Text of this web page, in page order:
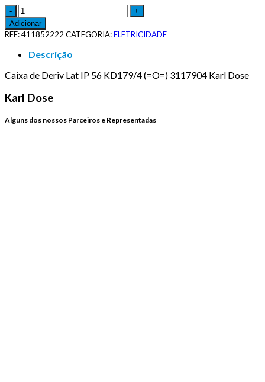
Adicionar
REF:411852222 CATEGORIA:ELETRICIDADE
Descrição
Caixa de Deriv Lat IP 56 KD179/4 (=O=) 3117904 Karl Dose
Karl Dose
Alguns dos nossos Parceiros e Representadas